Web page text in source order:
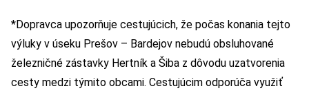
*Dopravca upozorňuje cestujúcich, že počas konania tejto
výluky v úseku Prešov – Bardejov nebudú obsluhované
železničné zástavky Hertník a Šiba z dôvodu uzatvorenia
cesty medzi týmito obcami. Cestujúcim odporúča využiť